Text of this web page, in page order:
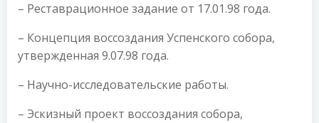
– Реставрационное задание от 17.01.98 года.
– Концепция воссоздания Успенского собора,
утвержденная 9.07.98 года.
– Научно-исследовательские работы.
– Эскизный проект воссоздания собора,